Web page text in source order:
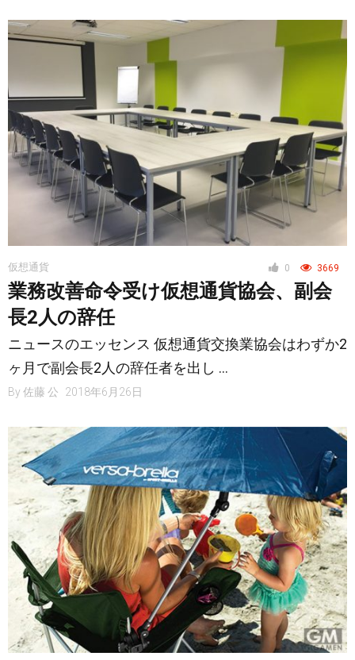
0 3669
仮想通貨
業務改善命令受け仮想通貨協会、副会
長2人の辞任
ニュースのエッセンス 仮想通貨交換業協会はわずか2
ヶ月で副会長2人の辞任者を出し …
By 佐藤 公 2018年6月26日